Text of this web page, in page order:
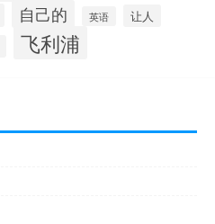
自己的 英语 让人
飞利浦